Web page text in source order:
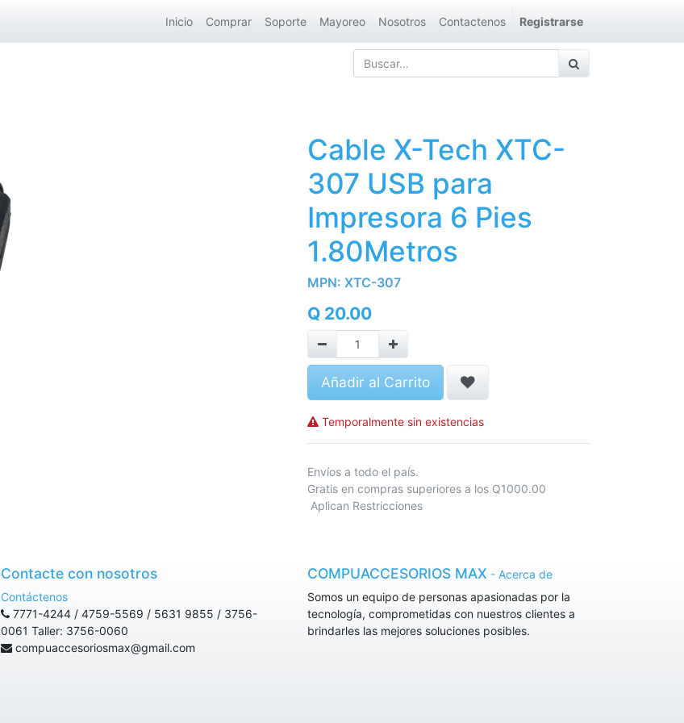
Inicio Comprar Soporte Mayoreo Nosotros Contactenos Registrarse
Cable X-Tech XTC-
307 USB para
Impresora 6 Pies
1.80Metros
MPN: XTC-307
Q 20.00
Añadir al Carrito
Temporalmente sin existencias
Envíos a todo el país.
Gratis en compras superiores a los Q1000.00
Aplican Restricciones
Contacte con nosotros
Contáctenos
7771-4244 / 4759-5569 / 5631 9855 / 3756-
0061 Taller: 3756-0060
compuaccesoriosmax@gmail.com
COMPUACCESORIOS MAX - Acerca de
Somos un equipo de personas apasionadas por la
tecnología, comprometidas con nuestros clientes a
brindarles las mejores soluciones posibles.